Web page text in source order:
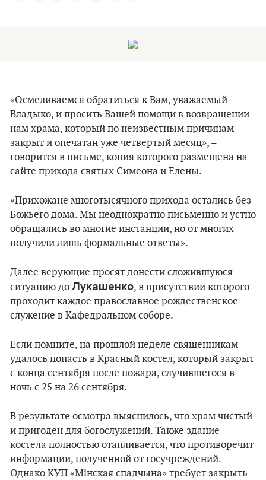
«Осмеливаемся обратиться к Вам, уважаемый
Владыко, и просить Вашей помощи в возвращении
нам храма, который по неизвестным причинам
закрыт и опечатан уже четвертый месяц», –
говорится в письме, копия которого размещена на
сайте прихода святых Симеона и Елены.
«Прихожане многотысячного прихода остались без
Божьего дома. Мы неоднократно письменно и устно
обращались во многие инстанции, но от многих
получили лишь формальные ответы».
Далее верующие просят донести сложившуюся
ситуацию до Лукашенко, в присутствии которого
проходит каждое православное рождественское
служение в Кафедральном соборе.
Если помните, на прошлой неделе священникам
удалось попасть в Красный костел, который закрыт
с конца сентября после пожара, случившегося в
ночь с 25 на 26 сентября.
В результате осмотра выяснилось, что храм чистый
и пригоден для богослужений. Также здание
костела полностью отапливается, что противоречит
информации, полученной от госучреждений.
Однако КУП «Мінская спадчына» требует закрыть